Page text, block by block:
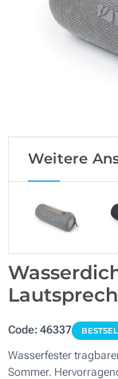
Weitere
Code:46337
Wasserfester
Sommer.